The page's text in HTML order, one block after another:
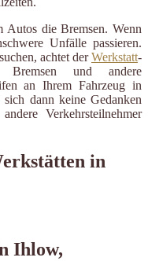
Autos die Bremsen. Wenn
Unfälle passieren.
achtet derWerkstatt-
und andere
an Ihrem Fahrzeug in
dann keine Gedanken
Verkehrsteilnehmer
in
Ihlow,